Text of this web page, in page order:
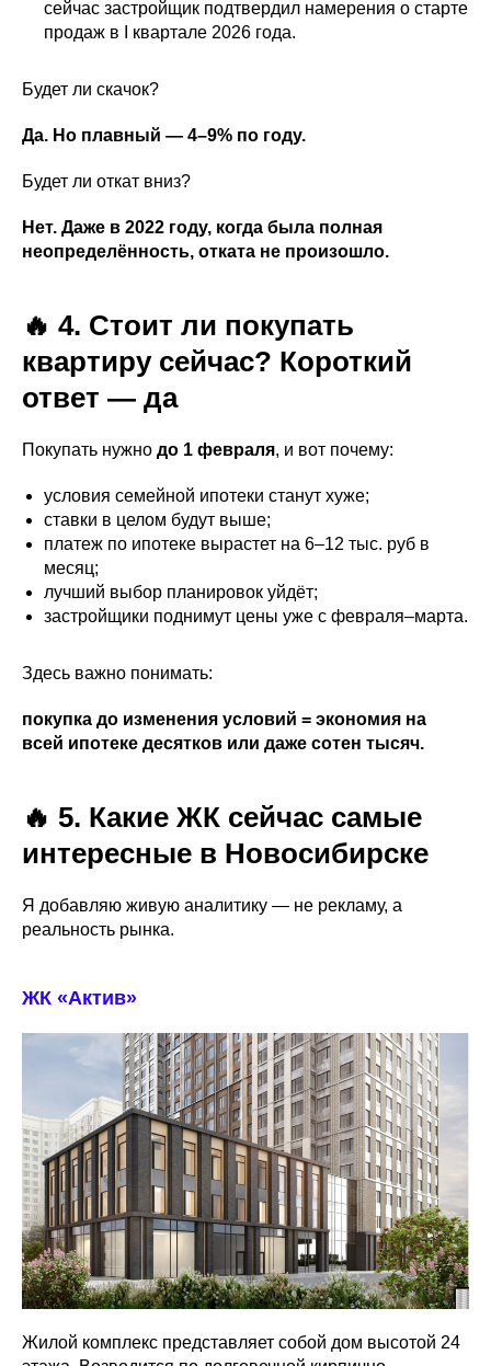
сейчас застройщик подтвердил намерения о старте
продаж в I квартале 2026 года.
Будет ли скачок?
Да. Но плавный — 4–9% по году.
Будет ли откат вниз?
Нет. Даже в 2022 году, когда была полная
неопределённость, отката не произошло.
🔥 4. Стоит ли покупать
квартиру сейчас? Короткий
ответ — да
Покупать нужно до 1 февраля, и вот почему:
условия семейной ипотеки станут хуже;
ставки в целом будут выше;
платеж по ипотеке вырастет на 6–12 тыс. руб в
месяц;
лучший выбор планировок уйдёт;
застройщики поднимут цены уже с февраля–марта.
Здесь важно понимать:
покупка до изменения условий = экономия на
всей ипотеке десятков или даже сотен тысяч.
🔥 5. Какие ЖК сейчас самые
интересные в Новосибирске
Я добавляю живую аналитику — не рекламу, а
реальность рынка.
ЖК «Актив»
Жилой комплекс представляет собой дом высотой 24